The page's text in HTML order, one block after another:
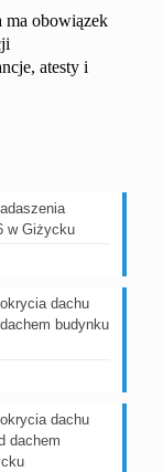
ma obowiązek
atesty i
w Giżycku
dachu
budynku
dachu
dachem